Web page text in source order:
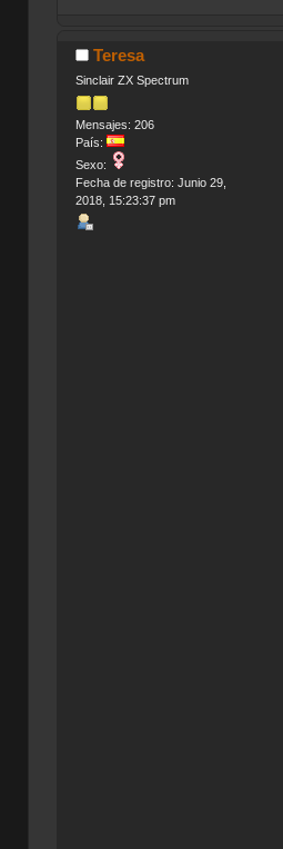
Teresa
Sinclair ZX Spectrum
Mensajes: 206
País:
Sexo:
Fecha de registro: Junio 29,
2018, 15:23:37 pm